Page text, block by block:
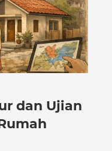
dan Ujian